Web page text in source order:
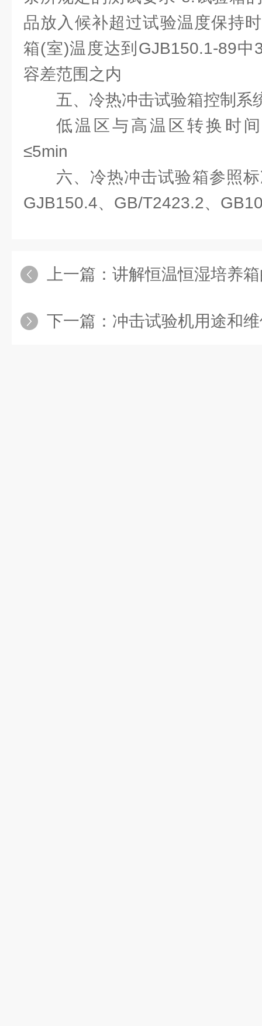
品放入候补超过试验温度保持
箱(室)温度达到GJB150.1-89中
容差范围之内
五、冷热冲击试验箱控制系
低温区与高温区转换时
≤5min
六、冷热冲击试验箱参照
GJB150.4、GB/T2423.2、
上一篇： 讲解恒温恒湿培养
下一篇： 冲击试验机用途和